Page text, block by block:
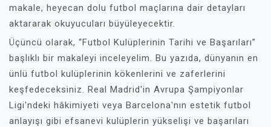
makale, heyecan dolu futbol maçlarına dair detayları
aktararak okuyucuları büyüleyecektir.
Üçüncü olarak, “Futbol Kulüplerinin Tarihi ve Başarıları”
başlıklı bir makaleyi inceleyelim. Bu yazıda, dünyanın en
ünlü futbol kulüplerinin kökenlerini ve zaferlerini
keşfedeceksiniz. Real Madrid'in Avrupa Şampiyonlar
Ligi'ndeki hâkimiyeti veya Barcelona'nın estetik futbol
anlayışı gibi efsanevi kulüplerin yükselişi ve başarıları